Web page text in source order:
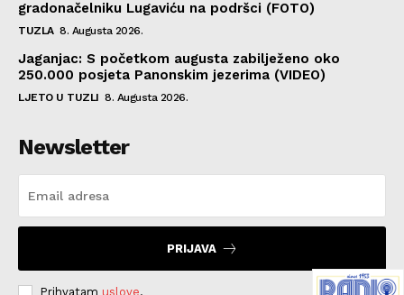
gradonačelniku Lugaviću na podršci (FOTO)
TUZLA 8. Augusta 2026.
Jaganjac: S početkom augusta zabilježeno oko
250.000 posjeta Panonskim jezerima (VIDEO)
LJETO U TUZLI 8. Augusta 2026.
Newsletter
PRIJAVA
Prihvatam uslove.